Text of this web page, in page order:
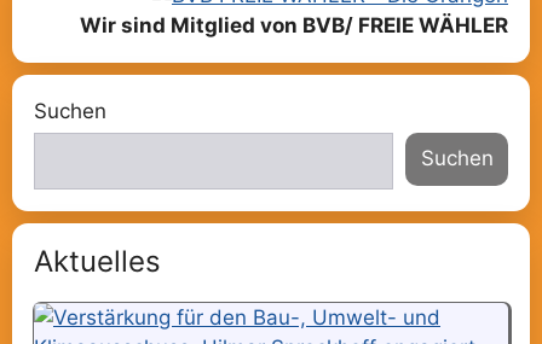
Wir sind Mitglied von BVB/ FREIE WÄHLER
Suchen
Suchen
Aktuelles